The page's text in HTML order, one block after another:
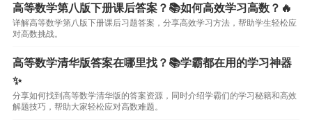
高等数学第八版下册课后答案？📚如何高效学习高数？🔥
详解高等数学第八版下册课后习题答案，分享高效学习方法，帮助学生轻松应
对高数挑战。
高等数学清华版答案在哪里找？📚学霸都在用的学习神器
✨
分享如何找到高等数学清华版的答案资源，同时介绍学霸们的学习秘籍和高效
解题技巧，帮助大家轻松应对高数难题。